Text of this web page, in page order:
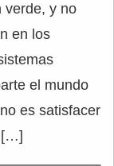
verde, y no
en los
el mundo
es satisfacer
[…]